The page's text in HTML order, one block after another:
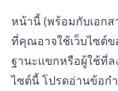
หน้านี้ (พร้อมกับเอกส
ที่คุณอาจใช้เว็บไซต์ข
ฐานะแขกหรือผู้ใช้ที่ล
ไซต์นี้ โปรดอ่านข้อก